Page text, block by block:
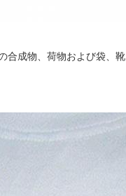
成物、荷物および袋、